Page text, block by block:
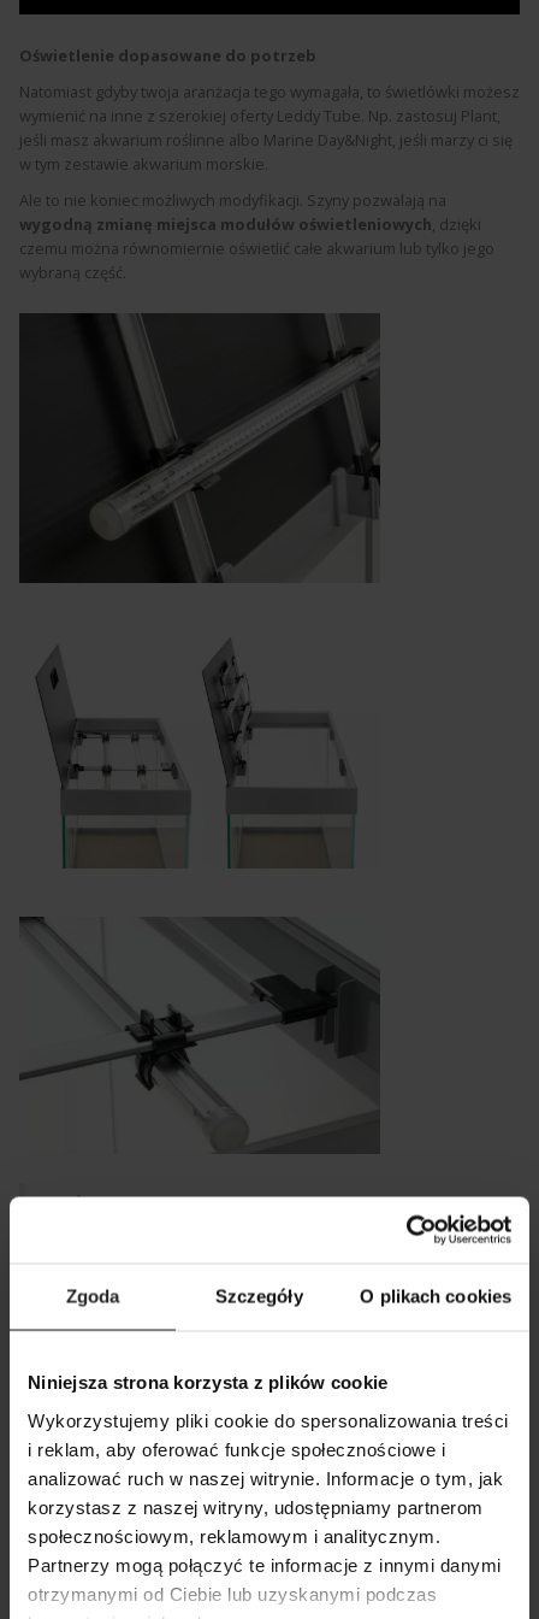
Zgoda Szczegóły O plikach cookies
Niniejsza strona korzysta z plików cookie
Wykorzystujemy pliki cookie do spersonalizowania treści
i reklam, aby oferować funkcje społecznościowe i
analizować ruch w naszej witrynie. Informacje o tym, jak
korzystasz z naszej witryny, udostępniamy partnerom
społecznościowym, reklamowym i analitycznym.
Partnerzy mogą połączyć te informacje z innymi danymi
otrzymanymi od Ciebie lub uzyskanymi podczas
Oświetlenie dopasowane do potrzeb
Natomiast gdyby twoja aranżacja tego wymagała, to świetlówki możesz
wymienić na inne z szerokiej oferty Leddy Tube. Np. zastosuj Plant,
jeśli masz akwarium roślinne albo Marine Day&Night, jeśli marzy ci się
w tym zestawie akwarium morskie.
Ale to nie koniec możliwych modyfikacji. Szyny pozwalają na
wygodną zmianę miejsca modułów oświetleniowych, dzięki
czemu można równomiernie oświetlić całe akwarium lub tylko jego
wybraną część.
Jeśli twoja aranżacja tego wymaga, do Opti
Set 130 możesz dołożyć dodatkowe
maksymalnie 6 modułów. Przyda się to
zwłaszcza do aranżacji aquascapingowych
w typie roślinnym, także z dużym udziałem
roślin trawnikowych.
Trzy kolory wykończenia
Zestawy akwariowe Opti Set 130 są dostępne w trzech kolorach:
POKAŻ LISTĘ
DODAJ NASTĘPNY
POKAŻ PORÓWNANIE
DODAJ NASTĘPNY
DODAJ NASTĘPNY
SZUKAJ